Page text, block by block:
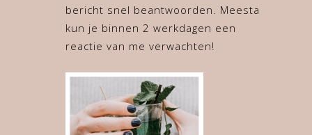
bericht snel beantwoorden. Meestal
kun je binnen 2 werkdagen een
reactie van me verwachten!